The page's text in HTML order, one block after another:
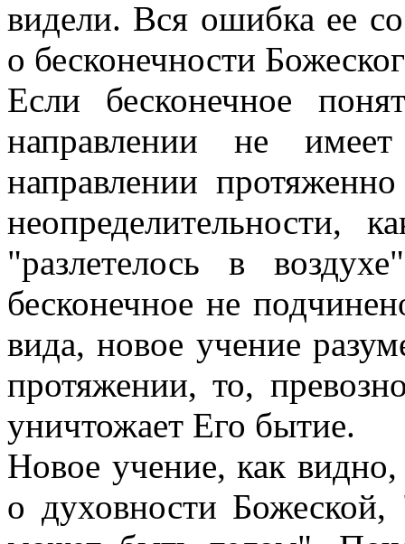
видели. Вся ошибка ее
о бесконечности
Если бесконечное
направлении не
направлении
"разлетелось в
бесконечное не
вида, новое учение
протяжении, то,
уничтожает Его бытие.
Новое учение, как
о духовности Божеской,